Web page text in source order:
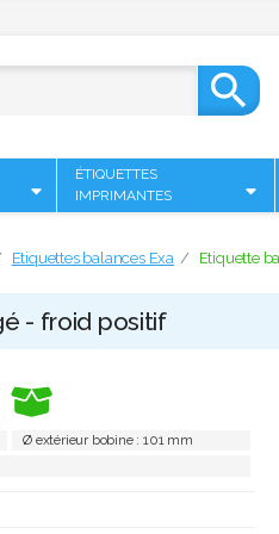

ÉTIQUETTES
IMPRIMANTES
Etiquettes balances Exa Etiquette
- froid positif
Ø extérieur bobine : 101 mm